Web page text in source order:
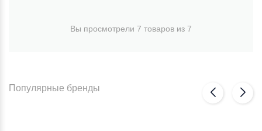
Вы просмотрели 7 товаров из 7
Популярные бренды